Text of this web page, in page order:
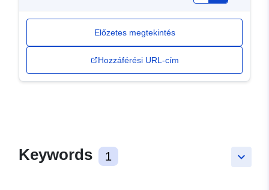
Előzetes megtekintés
Hozzáférési URL-cím
keyboard_arrow_down
Keywords 1